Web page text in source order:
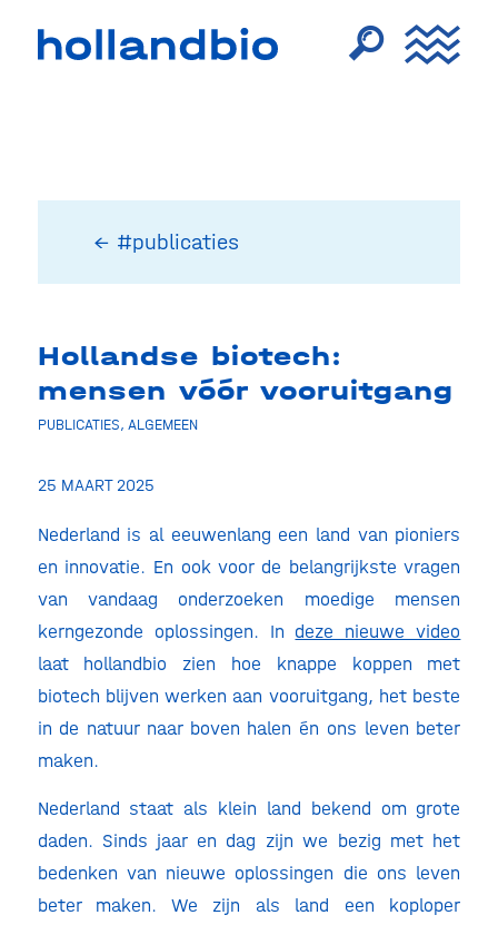
← #publicaties
Hollandse biotech:
mensen vóór vooruitgang
PUBLICATIES, ALGEMEEN
25 MAART 2025
Nederland is al eeuwenlang een land van pioniers
en innovatie. En ook voor de belangrijkste vragen
van vandaag onderzoeken moedige mensen
kerngezonde oplossingen. In deze nieuwe video
laat hollandbio zien hoe knappe koppen met
biotech blijven werken aan vooruitgang, het beste
in de natuur naar boven halen én ons leven beter
maken.
Nederland staat als klein land bekend om grote
daden. Sinds jaar en dag zijn we bezig met het
bedenken van nieuwe oplossingen die ons leven
beter maken. We zijn als land een koploper